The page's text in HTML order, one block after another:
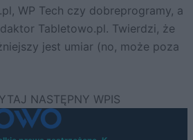
WP Tech czy dobreprogramy, a
Tabletowo.pl. Twierdzi, że
jest umiar (no, może poza